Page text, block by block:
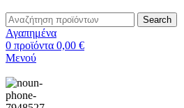
Search
Αγαπημένα
0 προϊόντα 0,00 €
Μενού